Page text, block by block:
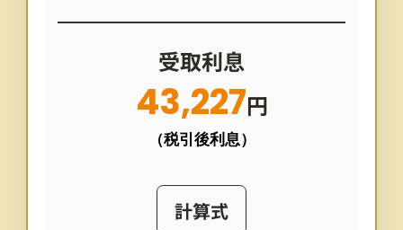
受取利息
43,227円
（税引後利息）
計算式